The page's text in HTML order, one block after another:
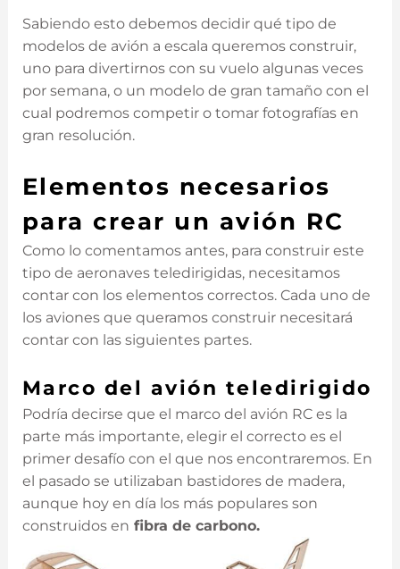
Sabiendo esto debemos decidir qué tipo de
modelos de avión a escala queremos construir,
uno para divertirnos con su vuelo algunas veces
por semana, o un modelo de gran tamaño con el
cual podremos competir o tomar fotografías en
gran resolución.
Elementos necesarios
para crear un avión RC
Como lo comentamos antes, para construir este
tipo de aeronaves teledirigidas, necesitamos
contar con los elementos correctos. Cada uno de
los aviones que queramos construir necesitará
contar con las siguientes partes.
Marco del avión teledirigido
Podría decirse que el marco del avión RC es la
parte más importante, elegir el correcto es el
primer desafío con el que nos encontraremos. En
el pasado se utilizaban bastidores de madera,
aunque hoy en día los más populares son
construidos en fibra de carbono.